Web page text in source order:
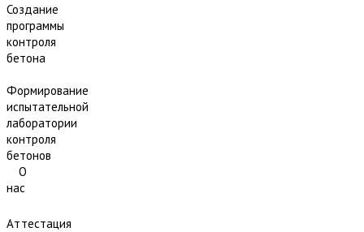
Создание
программы
контроля
бетона
Формирование
испытательной
лаборатории
контроля
бетонов
О
нас
Аттестация